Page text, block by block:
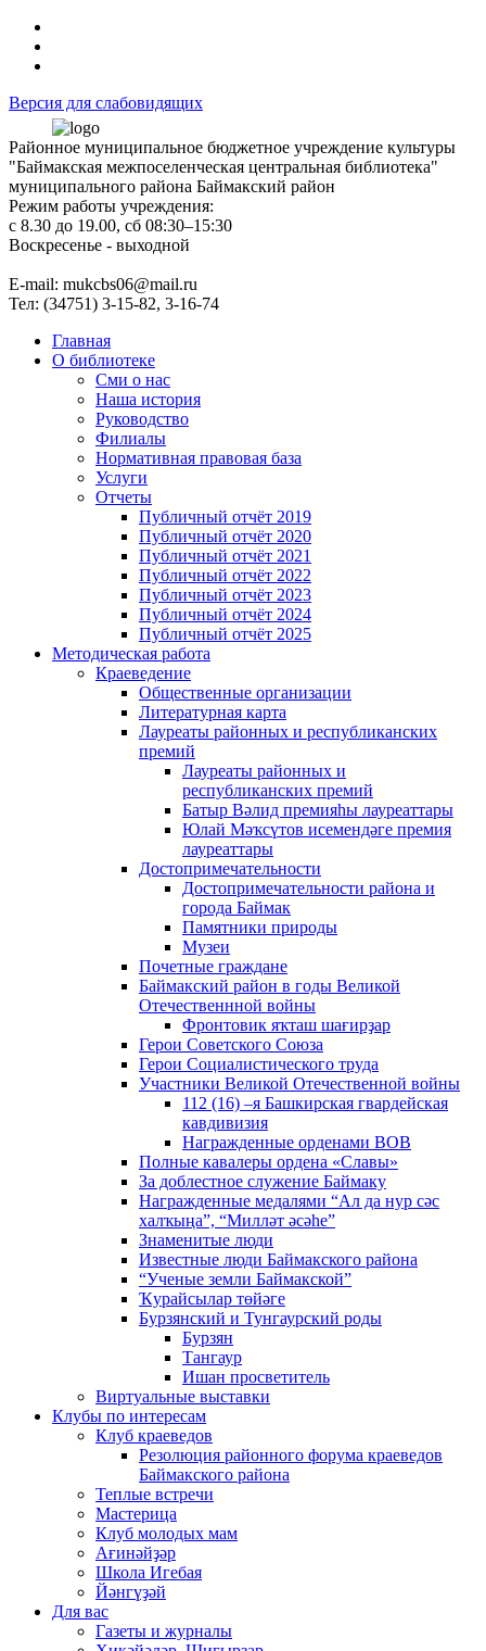
Версия для слабовидящих
Районное муниципальное бюджетное учреждение культуры
"Баймакская межпоселенческая центральная библиотека"
муниципального района Баймакский район
Режим работы учреждения:
с 8.30 до 19.00, сб 08:30–15:30
Воскресенье - выходной
Е-mail: mukcbs06@mail.ru
Тел: (34751) 3-15-82, 3-16-74
Главная
О библиотеке
Сми о нас
Наша история
Руководство
Филиалы
Нормативная правовая база
Услуги
Отчеты
Публичный отчёт 2019
Публичный отчёт 2020
Публичный отчёт 2021
Публичный отчёт 2022
Публичный отчёт 2023
Публичный отчёт 2024
Публичный отчёт 2025
Методическая работа
Краеведение
Общественные организации
Литературная карта
Лауреаты районных и республиканских
премий
Лауреаты районных и
республиканских премий
Батыр Вәлид премияһы лауреаттары
Юлай Мәҡсүтов исемендәге премия
лауреаттары
Достопримечательности
Достопримечательности района и
города Баймак
Памятники природы
Музеи
Почетные граждане
Баймакский район в годы Великой
Отечественнной войны
Фронтовик яҡташ шағирҙар
Герои Советского Союза
Герои Социалистического труда
Участники Великой Отечественной войны
112 (16) –я Башкирская гвардейская
кавдивизия
Награжденные орденами ВОВ
Полные кавалеры ордена «Славы»
За доблестное служение Баймаку
Награжденные медалями “Ал да нур сәс
халҡыңа”, “Милләт әсәһе”
Знаменитые люди
Известные люди Баймакского района
“Ученые земли Баймакской”
Ҡурайсылар төйәге
Бурзянский и Тунгаурский роды
Бурзян
Тангаур
Ишан просветитель
Виртуальные выставки
Клубы по интересам
Клуб краеведов
Резолюция районного форума краеведов
Баймакского района
Теплые встречи
Мастерица
Клуб молодых мам
Ағинәйҙәр
Школа Игебая
Йәнгүҙәй
Для вас
Газеты и журналы